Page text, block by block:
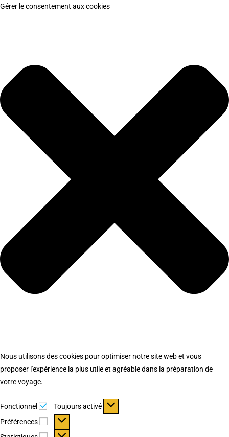
Gérer le consentement aux cookies
Nous utilisons des cookies pour optimiser notre site web et vous
proposer l'expérience la plus utile et agréable dans la préparation de
votre voyage.
Fonctionnel Fonctionnel
Toujours activé
Préférences
Préférences
Statistiques